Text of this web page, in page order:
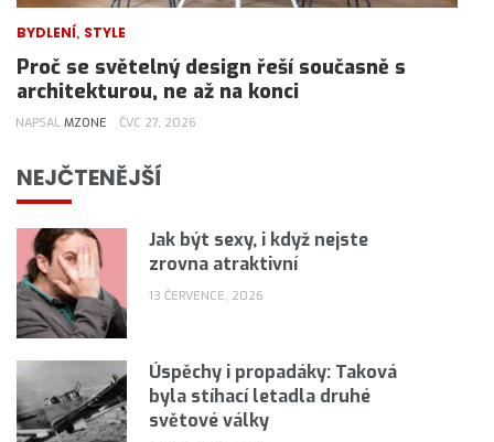
BYDLENÍ, STYLE
Proč se světelný design řeší současně s
architekturou, ne až na konci
NAPSAL MZONE ČVC 27, 2026
NEJČTENĚJŠÍ
Jak být sexy, i když nejste
zrovna atraktivní
13 ČERVENCE, 2026
Úspěchy i propadáky: Taková
byla stíhací letadla druhé
světové války